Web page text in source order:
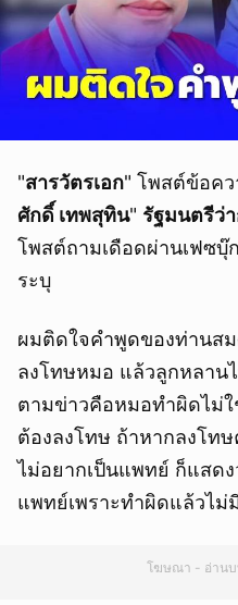
"สารวัตรเอก" โพสต์ข้อค
ศักดิ์ เทพสุทิน" รัฐมนตรีว่
โพสต์ถามเดือดผ่านเฟซบุ๊ก
ระบุ
ผมติดใจคำพูดของท่านส
ลงโทษหมอ แล้วลูกหลาน
ตามข่าวคือหมอทำผิดไม่
ต้องลงโทษ ถ้าหากลงโท
ไม่อยากเป็นแพทย์ ก็แสด
แพทย์เพราะทำผิดแล้วไม่
โฆษณา - อ่านบ